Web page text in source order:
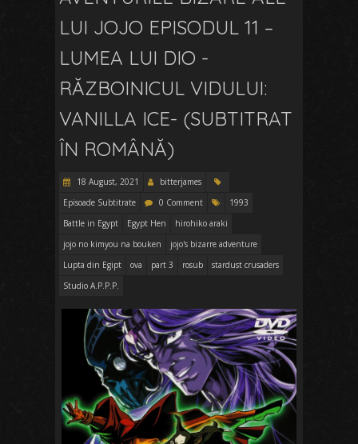
LUI JOJO EPISODUL 11 –
LUMEA LUI DIO -
RĂZBOINICUL VIDULUI:
VANILLA ICE- (SUBTITRAT
ÎN ROMÂNĂ)
18 August, 2021
bitterjames
Episoade Subtitrate
0 Comment
1993
Battle in Egypt
Egypt Hen
hirohiko araki
jojo no kimyou na bouken
jojo's bizarre adventure
Lupta din Egipt
ova part 3 rosub
stardust crusaders
Studio A.P.P.P.